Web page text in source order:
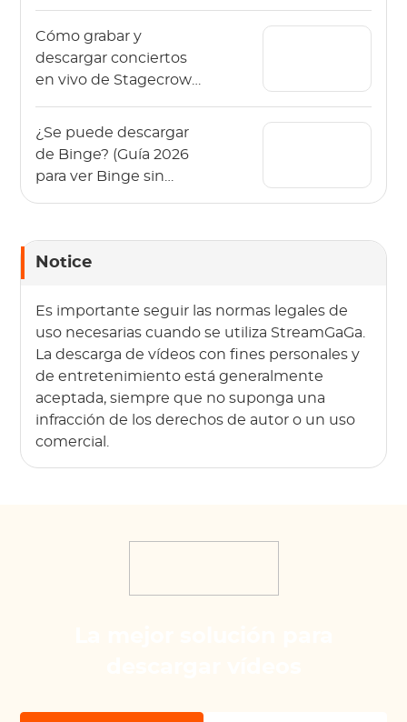
Cómo grabar y
descargar conciertos
en vivo de Stagecrowd
¿Se puede descargar
de Binge? (Guía 2026
para ver Binge sin
Notice
Es importante seguir las normas legales de
uso necesarias cuando se utiliza StreamGaGa.
La descarga de vídeos con fines personales y
de entretenimiento está generalmente
aceptada, siempre que no suponga una
infracción de los derechos de autor o un uso
comercial.